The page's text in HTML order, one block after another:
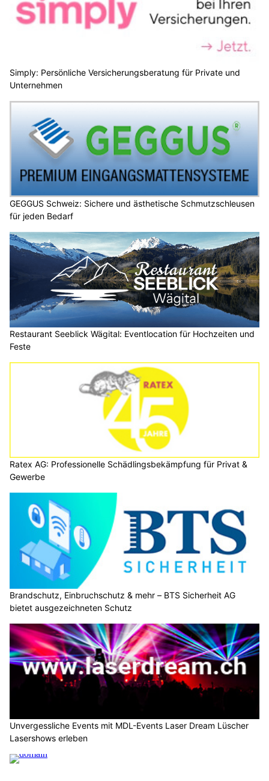
Simply: Persönliche Versicherungsberatung für Private und
Unternehmen
GEGGUS Schweiz: Sichere und ästhetische Schmutzschleusen
für jeden Bedarf
Restaurant Seeblick Wägital: Eventlocation für Hochzeiten und
Feste
Ratex AG: Professionelle Schädlingsbekämpfung für Privat &
Gewerbe
Brandschutz, Einbruchschutz & mehr – BTS Sicherheit AG
bietet ausgezeichneten Schutz
Unvergessliche Events mit MDL-Events Laser Dream Lüscher
Lasershows erleben